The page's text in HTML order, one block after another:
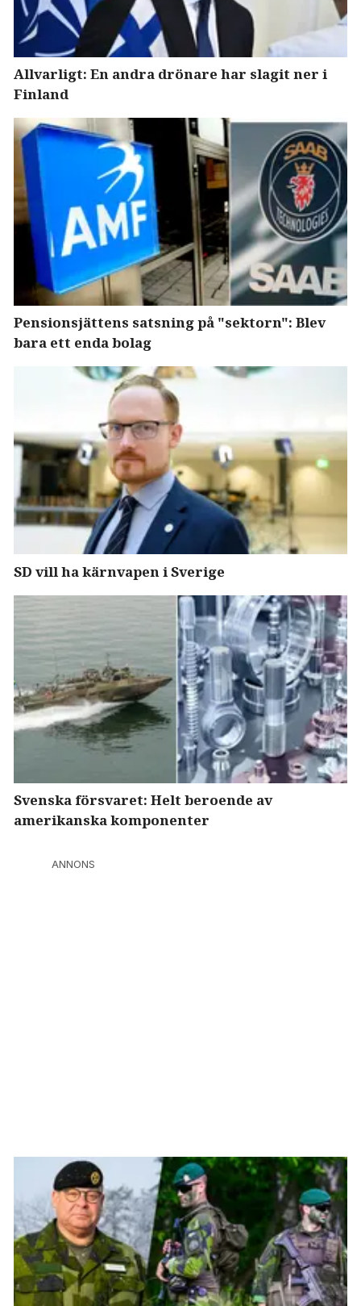
Allvarligt: En andra drönare har slagit ner i
Finland
Pensionsjättens satsning på "sektorn": Blev
bara ett enda bolag
SD vill ha kärnvapen i Sverige
Svenska försvaret: Helt beroende av
amerikanska komponenter
ANNONS